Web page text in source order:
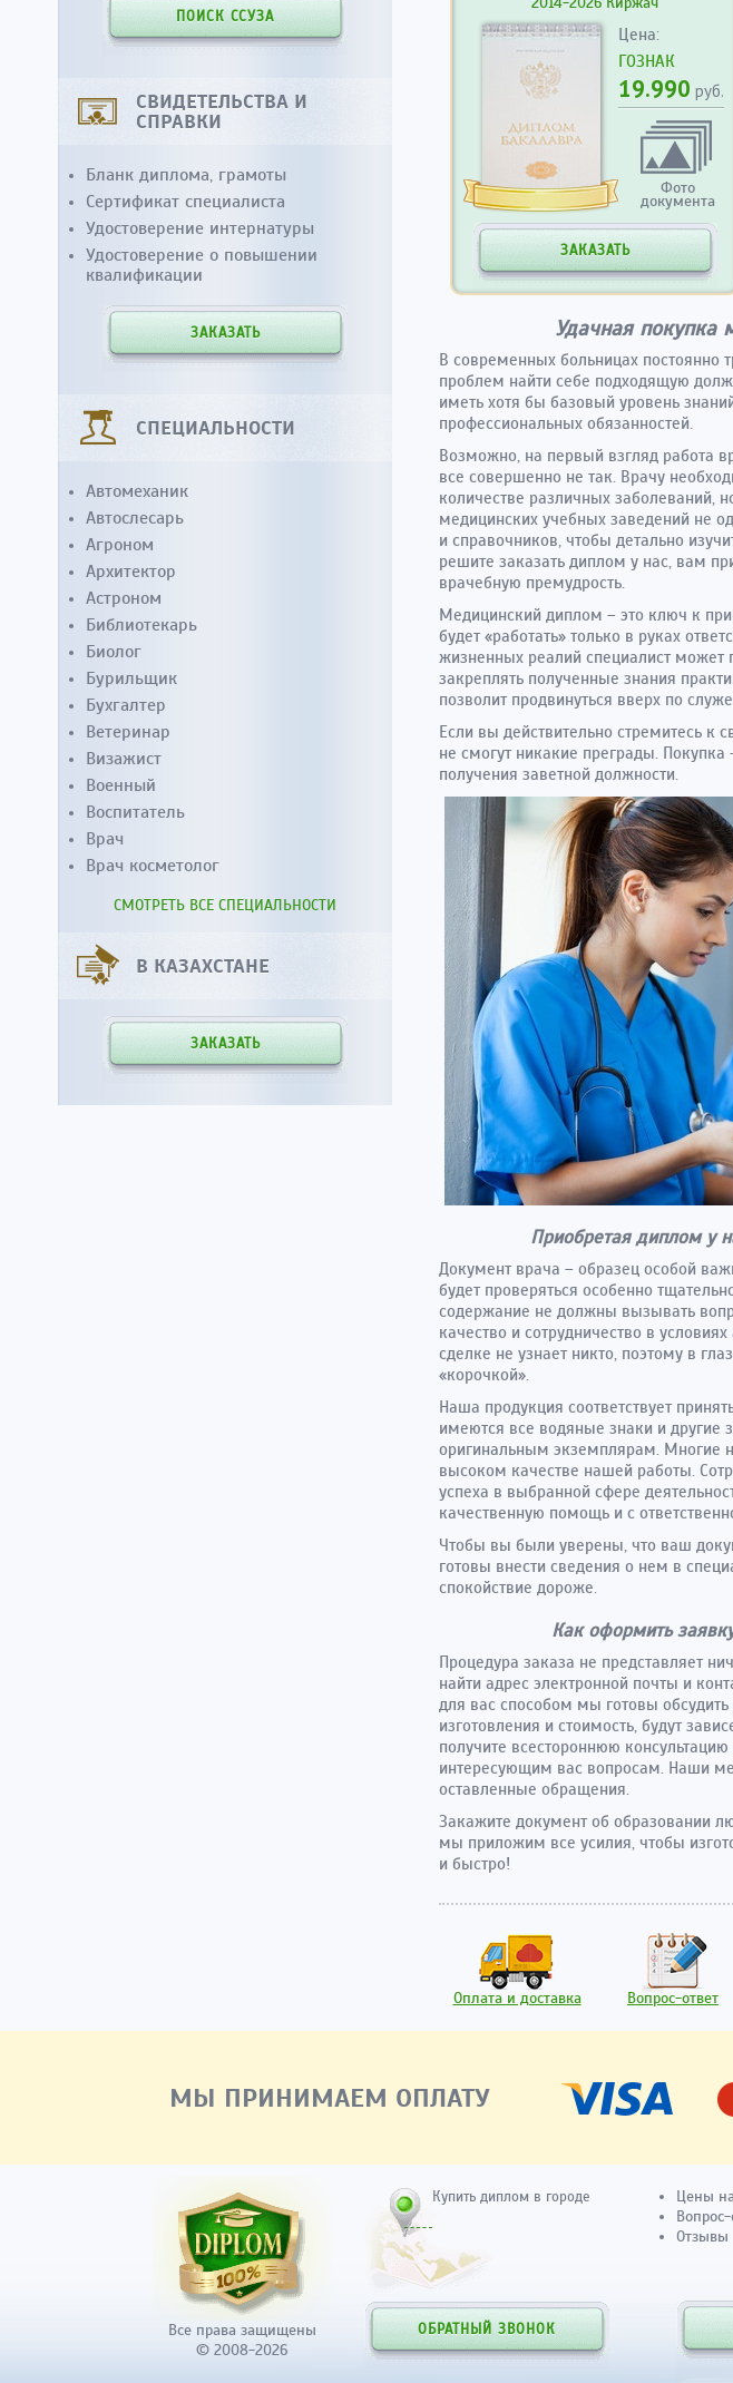
Цена:
ГОЗНАК
19.990 руб.
Фото
документа
ЗАКАЗАТЬ
Удачная покупка
В современных больницах постоянно
проблем найти себе подходящую
иметь хотя бы базовый уровень
профессиональных обязанностей.
Возможно, на первый взгляд работа
все совершенно не так. Врачу
количестве различных заболеваний,
медицинских учебных заведений не
и справочников, чтобы детально
решите заказать диплом у нас, вам
врачебную премудрость.
Медицинский диплом – это ключ к
будет «работать» только в руках
жизненных реалий специалист может
закреплять полученные знания
позволит продвинуться вверх по
Если вы действительно стремитесь к
не смогут никакие преграды. Покупка
получения заветной должности.
Приобретая диплом у
Документ врача – образец особой
будет проверяться особенно
содержание не должны вызывать
качество и сотрудничество в
сделке не узнает никто, поэтому в
«корочкой».
Наша продукция соответствует
имеются все водяные знаки и
оригинальным экземплярам. Многие
высоком качестве нашей работы.
успеха в выбранной сфере
качественную помощь и с
Чтобы вы были уверены, что ваш
готовы внести сведения о нем в
спокойствие дороже.
Как оформить
Процедура заказа не представляет
найти адрес электронной почты и
для вас способом мы готовы
изготовления и стоимость, будут
получите всестороннюю
интересующим вас вопросам. Наши
оставленные обращения.
Закажите документ об образовании
мы приложим все усилия, чтобы
и быстро!
Оплата и доставка Вопрос-ответ
ПОИСК ССУЗА
СВИДЕТЕЛЬСТВА И
СПРАВКИ
Бланк диплома, грамоты
Сертификат специалиста
Удостоверение интернатуры
Удостоверение о повышении
квалификации
ЗАКАЗАТЬ
СПЕЦИАЛЬНОСТИ
Автомеханик
Автослесарь
Агроном
Архитектор
Астроном
Библиотекарь
Биолог
Бурильщик
Бухгалтер
Ветеринар
Визажист
Военный
Воспитатель
Врач
Врач косметолог
СМОТРЕТЬ ВСЕ СПЕЦИАЛЬНОСТИ
В КАЗАХСТАНЕ
ЗАКАЗАТЬ
МЫ ПРИНИМАЕМ ОПЛАТУ
Все права защищены
© 2008-2026
Купить диплом в городе
ОБРАТНЫЙ ЗВОНОК
Цены
Вопрос-
Отзывы